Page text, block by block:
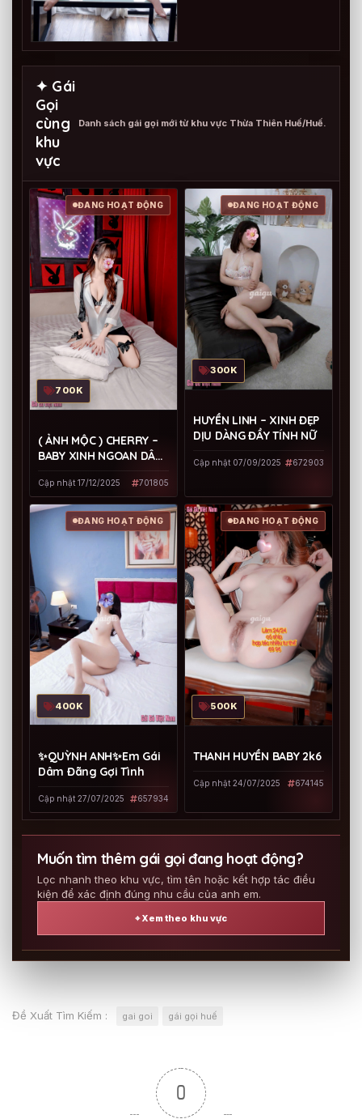
✦ Gái
Gọi
cùng
khu
vực
Danh sách gái gọi mới từ khu vực Thừa Thiên Huế/Huế.
ĐANG HOẠT ĐỘNG
700K
( ẢNH MỘC ) CHERRY –
BABY XINH NGOAN DÂM
TÌNH TUYỆT VỜI – THÂN
HÌNH NÓNG BỎNG
Cập nhật 17/12/2025 701805
ĐANG HOẠT ĐỘNG
300K
HUYỀN LINH – XINH ĐẸP
DỊU DÀNG ĐẦY TÍNH NỮ
Cập nhật 07/09/2025 672903
ĐANG HOẠT ĐỘNG
400K
✨QUỲNH ANH✨Em Gái
Dâm Đãng Gợi Tình
Cập nhật 27/07/2025 657934
ĐANG HOẠT ĐỘNG
500K
THANH HUYỀN BABY 2k6
Cập nhật 24/07/2025 674145
Muốn tìm thêm gái gọi đang hoạt động?
Lọc nhanh theo khu vực, tìm tên hoặc kết hợp tác điều
kiện để xác định đúng nhu cầu của anh em.
⌖ Xem theo khu vực
Đề Xuất Tìm Kiếm : gai goi gái gọi huế
0